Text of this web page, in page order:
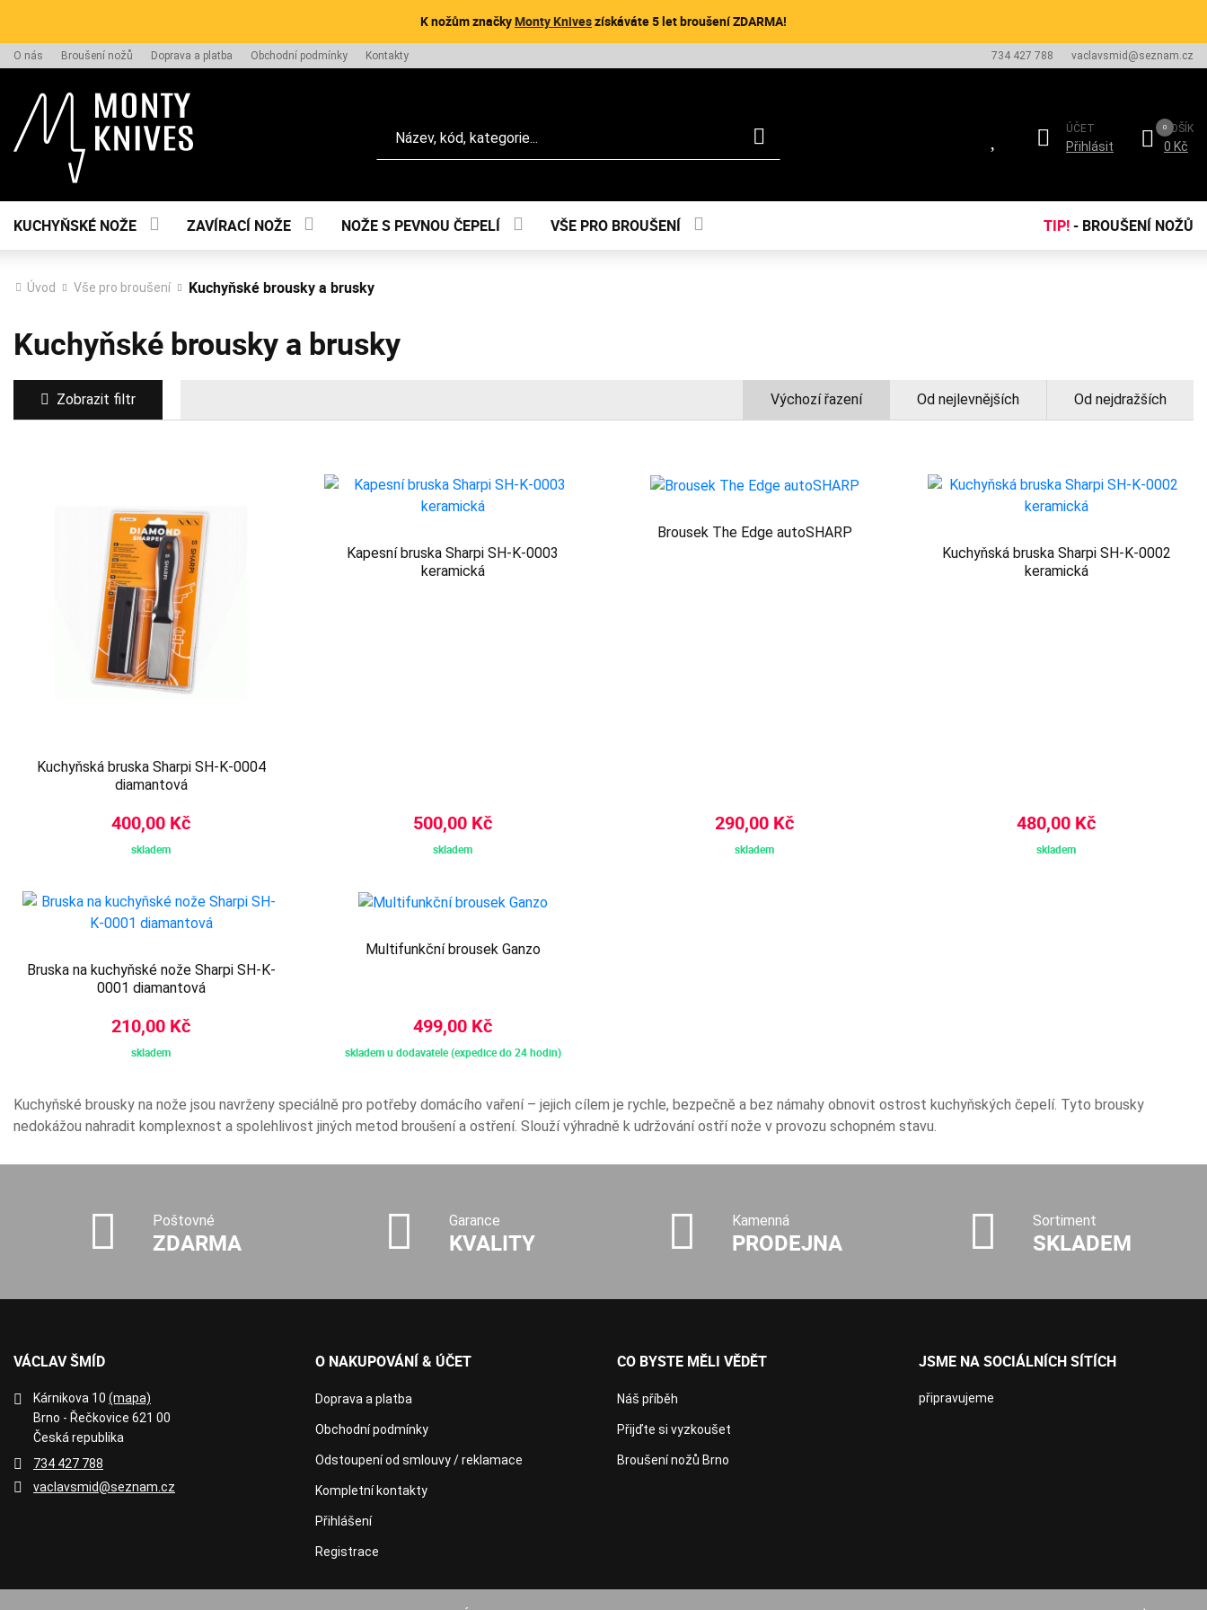
K nožům značkyMonty Kniveszískáváte 5 let broušení ZDARMA!
O nás Broušení nožů Doprava a platba Obchodní podmínky Kontakty 734 427 788 vaclavsmid@seznam.cz
ÚČET
Přihlásit
KOŠÍK
0 Kč
KUCHYŇSKÉ NOŽE ZAVÍRACÍ NOŽE NOŽE S PEVNOU ČEPELÍ VŠE PRO BROUŠENÍ TIP!- BROUŠENÍ NOŽŮ
Úvod Vše pro broušení Kuchyňské brousky a brusky
Kuchyňské brousky a brusky
Zobrazit filtr Výchozí řazení Od nejlevnějších Od nejdražších
Kuchyňská bruska Sharpi SH-K-0004
diamantová
400,00 Kč
skladem
Kapesní bruska Sharpi SH-K-0003
keramická
500,00 Kč
skladem
Brousek The Edge autoSHARP
290,00 Kč
skladem
Kuchyňská bruska Sharpi SH-K-0002
keramická
480,00 Kč
skladem
Bruska na kuchyňské nože Sharpi SH-K-
0001 diamantová
210,00 Kč
skladem
Multifunkční brousek Ganzo
499,00 Kč
skladem u dodavatele (expedice do 24 hodin)
Kuchyňské brousky na nože jsou navrženy speciálně pro potřeby domácího vaření – jejich cílem je rychle, bezpečně a bez námahy obnovit ostrost kuchyňských čepelí. Tyto brousky
nedokážou nahradit komplexnost a spolehlivost jiných metod broušení a ostření. Slouží výhradně k udržování ostří nože v provozu schopném stavu.
Poštovné
ZDARMA
Garance
KVALITY
Kamenná
PRODEJNA
Sortiment
SKLADEM
VÁCLAV ŠMÍD
Kárnikova 10 (mapa)
Brno - Řečkovice 621 00
Česká republika
734 427 788
vaclavsmid@seznam.cz
O NAKUPOVÁNÍ & ÚČET
Doprava a platba
Obchodní podmínky
Odstoupení od smlouvy / reklamace
Kompletní kontakty
Přihlášení
Registrace
CO BYSTE MĚLI VĚDĚT
Náš příběh
Přijďte si vyzkoušet
Broušení nožů Brno
JSME NA SOCIÁLNÍCH SÍTÍCH
připravujeme